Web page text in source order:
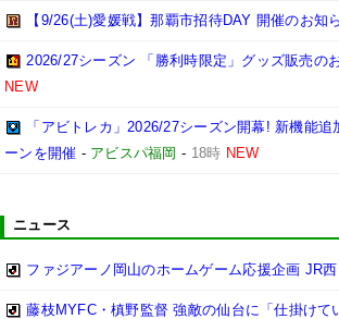
【9/26(土)愛媛戦】那覇市招待DAY 開催のお知
2026/27シーズン 「勝利時限定」グッズ販売の
NEW
「アビトレカ」2026/27シーズン開幕! 新機能
ーンを開催 - アビスパ福岡 - 18時 NEW
ニュース
ファジアーノ岡山のホームゲーム応援企画 JR
藤枝MYFC・槙野監督 強敵の仙台に「仕掛け